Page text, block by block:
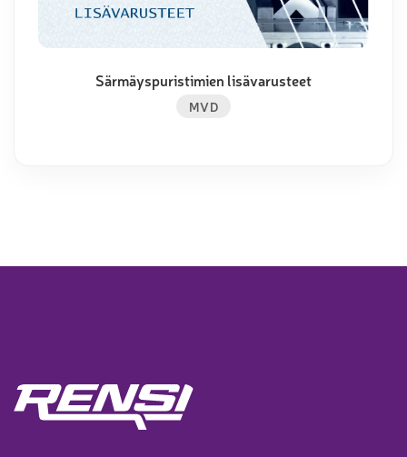
Särmäyspuristimien lisävarusteet
MVD